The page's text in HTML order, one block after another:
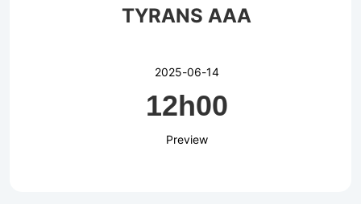
TYRANS AAA
2025-06-14
12h00
Preview